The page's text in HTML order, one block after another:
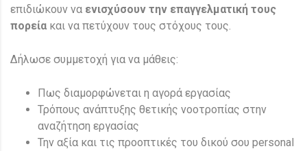
επιδιώκουν να ενισχύσουν την επαγγελματική τους
πορεία και να πετύχουν τους στόχους τους.
Δήλωσε συμμετοχή για να μάθεις:
Πως διαμορφώνεται η αγορά εργασίας
Τρόπους ανάπτυξης θετικής νοοτροπίας στην
αναζήτηση εργασίας
Την αξία και τις προοπτικές του δικού σου personal